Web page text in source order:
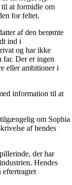
til at formidle om
for feltet.
af den berømte
ind i
og har ikke
far. Der er ingen
eller ambitioner i
information til at
om Sophia
af hendes
der har
Hendes
eftertragtet